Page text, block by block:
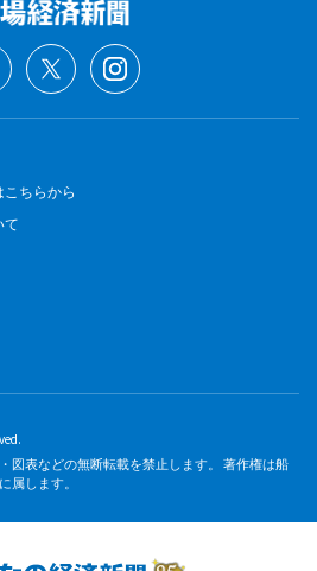
ちらから
て
図表などの無断転載を禁止します。 著作権は船
属します。